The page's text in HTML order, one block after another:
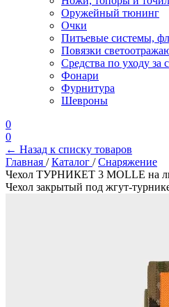
Оружейный тюнинг
Очки
Питьевые системы,
Повязки
Средства по уходу за
Фонари
Фурнитура
Шевроны
0
0
← Назад к списку товаров
Главная / Каталог / Снаряжение
Чехол ТУРНИКЕТ 3 MOLLE на
Чехол закрытый под жгут-